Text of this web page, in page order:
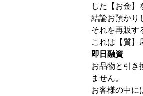
した【お金】
結論お預かり
それを再販す
これは【質】
即日融資
お品物と引き
ません。
お客様の中に